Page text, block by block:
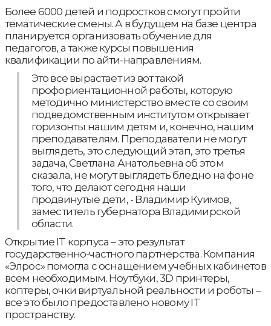
Более 6000 детей и подростков смогут пройти
тематические смены. А в будущем на базе центра
планируется организовать обучение для
педагогов, а также курсы повышения
квалификации по айти-направлениям.
Это все вырастает из вот такой
профориентационной работы, которую
методично министерство вместе со своим
подведомственным институтом открывает
горизонты нашим детям и, конечно, нашим
преподавателям. Преподаватели не могут
выглядеть, это следующий этап, это третья
задача, Светлана Анатольевна об этом
сказала, не могут выглядеть бледно на фоне
того, что делают сегодня наши
продвинутые дети, - Владимир Куимов,
заместитель губернатора Владимирской
области.
Открытие IT корпуса – это результат
государственно-частного партнерства. Компания
«Элрос» помогла с оснащением учебных кабинетов
всем необходимым. Ноутбуки, 3D принтеры,
коптеры, очки виртуальной реальности и роботы –
все это было предоставлено новому IT
пространству.